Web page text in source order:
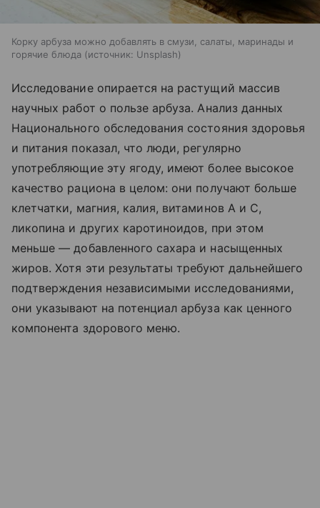
Корку арбуза можно добавлять в смузи, салаты, маринады и
горячие блюда
источник: Unsplash
Исследование опирается на растущий массив
научных работ о пользе арбуза. Анализ данных
Национального обследования состояния здоровья
и питания показал, что люди, регулярно
употребляющие эту ягоду, имеют более высокое
качество рациона в целом: они получают больше
клетчатки, магния, калия, витаминов А и С,
ликопина и других каротиноидов, при этом
меньше — добавленного сахара и насыщенных
жиров. Хотя эти результаты требуют дальнейшего
подтверждения независимыми исследованиями,
они указывают на потенциал арбуза как ценного
компонента здорового меню.